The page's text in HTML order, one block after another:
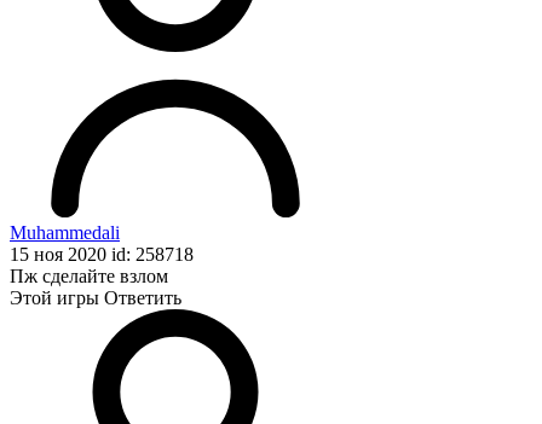
Muhammedali
15 ноя 2020 id: 258718
Пж сделайте взлом
Этой игры Ответить